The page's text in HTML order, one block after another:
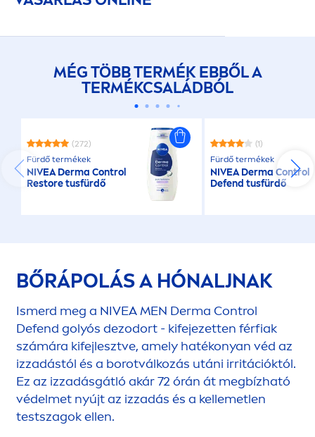
MÉG TÖBB TERMÉK EBBŐL A
TERMÉKCSALÁDBÓL
(272)
Fürdő termékek
NIVEADerma Control
Restore tusfürdő
(1)
Fürdő termékek
NIVEADerma Control
Defend tusfürdő
BŐRÁPOLÁS A HÓNALJNAK
Ismerd meg a NIVEAMEN Derma Control
Defend golyós dezodort - kifejezetten férfiak
számára kifejlesztve, amely hatékonyan véd az
izzadástól és a borotválkozás utáni irritációktól.
Ez az izzadásgátló akár 72 órán át megbízható
védelmet nyújt az izzadás és a kellemetlen
testszagok ellen.